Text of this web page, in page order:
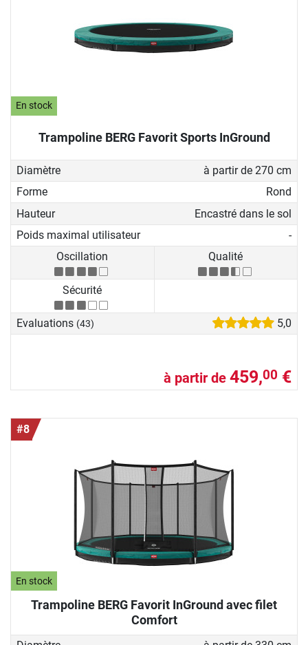
En stock
Trampoline BERG Favorit Sports InGround
Diamètre
à partir de 270 cm
Forme
Rond
Hauteur
Encastré dans le sol
Poids maximal utilisateur
-
Oscillation
Qualité
Sécurité
Evaluations (43) 5,0
à partir de 459,00 €
#8
En stock
Trampoline BERG Favorit InGround avec filet
Comfort